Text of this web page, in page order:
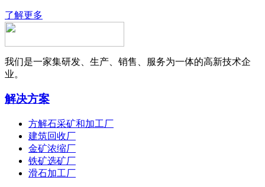
了解更多
我们是一家集研发、生产、销售、服务为一体的高新技术企
业。
解决方案
方解石采矿和加工厂
建筑回收厂
金矿浓缩厂
铁矿选矿厂
滑石加工厂